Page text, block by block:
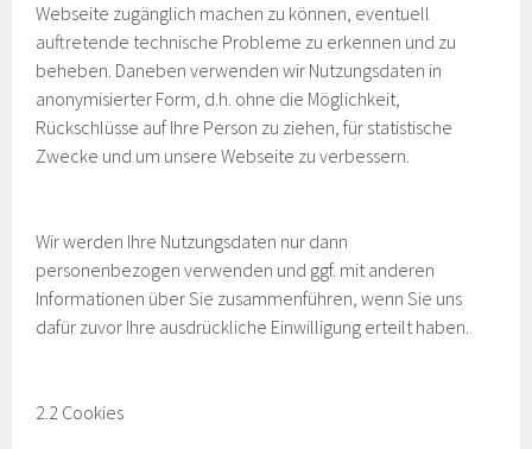
Webseite zugänglich machen zu können, eventuell
auftretende technische Probleme zu erkennen und zu
beheben. Daneben verwenden wir Nutzungsdaten in
anonymisierter Form, d.h. ohne die Möglichkeit,
Rückschlüsse auf Ihre Person zu ziehen, für statistische
Zwecke und um unsere Webseite zu verbessern.
Wir werden Ihre Nutzungsdaten nur dann
personenbezogen verwenden und ggf. mit anderen
Informationen über Sie zusammenführen, wenn Sie uns
dafür zuvor Ihre ausdrückliche Einwilligung erteilt haben.
2.2 Cookies